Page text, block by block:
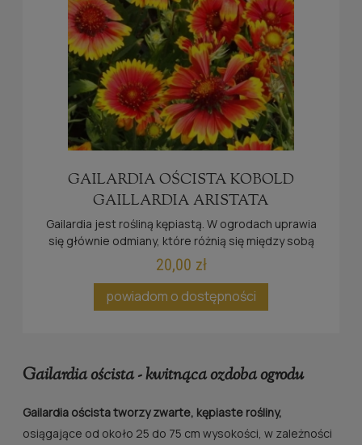
GAILARDIA OŚCISTA KOBOLD
GAILLARDIA ARISTATA
Gailardia jest rośliną kępiastą. W ogrodach uprawia
się głównie odmiany, które różnią się między sobą
przede wszystkim wysokością (25-75 cm).
20,00 zł
powiadom o dostępności
Gailardia oścista - kwitnąca ozdoba ogrodu
Gailardia oścista tworzy zwarte, kępiaste rośliny,
osiągające od około 25 do 75 cm wysokości, w zależności